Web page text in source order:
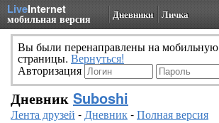
LiveInternet
мобильная версия Дневники Личка
Вы были перенаправлены на
страницы. Вернуться!
Авторизация
Дневник Suboshi
Лента друзей -Дневник-Полная версия